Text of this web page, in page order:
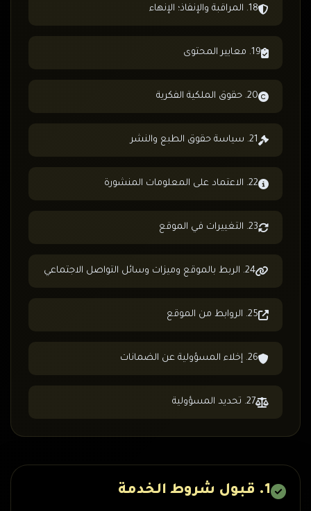
18. المراقبة والإنفاذ؛ الإنهاء
19. معايير المحتوى
20. حقوق الملكية الفكرية
21. سياسة حقوق الطبع والنشر
22. الاعتماد على المعلومات المنشورة
23. التغييرات في الموقع
24. الربط بالموقع وميزات وسائل التواصل الاجتماعي
25. الروابط من الموقع
26. إخلاء المسؤولية عن الضمانات
27. تحديد المسؤولية
1. قبول شروط الخدمة